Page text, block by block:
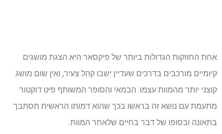
אחת החוזקות הגדולות ביותר של פיקסאר היא הצגת מושגים
קיומיים מורכבים בדרכים שעדיין ישבו קהל צעיר, ואין שום מושג
קוצני יותר מהמוות עצמו. הבמאי והסופר המשותף פיט דוקטור
מתעמת עם נושא זה בראשו בכך שהוא דמותו הראשית תסתבך
בתאונה ובסופו של דבר בחיים שלאחר המוות.